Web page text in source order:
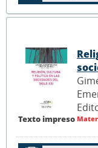
Texto impreso